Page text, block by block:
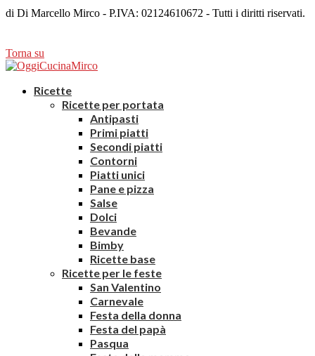
di Di Marcello Mirco - P.IVA: 02124610672 - Tutti i diritti riservati.
Torna su
Ricette
Ricette per portata
Antipasti
Primi piatti
Secondi piatti
Contorni
Piatti unici
Pane e pizza
Salse
Dolci
Bevande
Bimby
Ricette base
Ricette per le feste
San Valentino
Carnevale
Festa della donna
Festa del papà
Pasqua